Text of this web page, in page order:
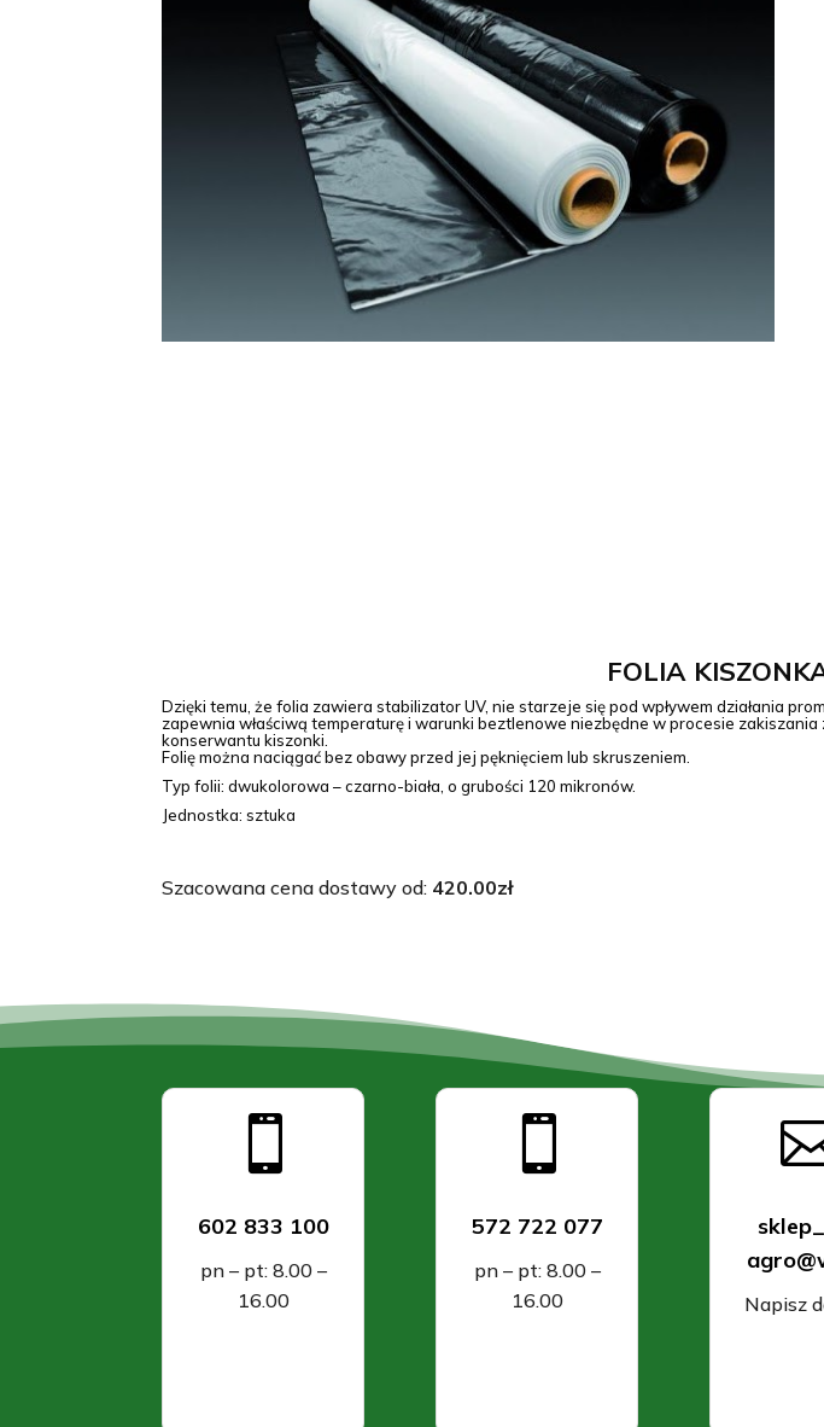
FOLIA
Dzięki temu, że folia zawiera stabilizator UV, nie starzeje się pod wpływem działania
zapewnia właściwą temperaturę i warunki beztlenowe niezbędne w procesie
konserwantu kiszonki.
Folię można naciągać bez obawy przed jej pęknięciem lub skruszeniem.
Typ folii: dwukolorowa – czarno-biała, o grubości 120 mikronów.
Jednostka: sztuka
Szacowana cena dostawy od: 420.00zł

602 833 100
pn – pt: 8.00 –
16.00

572 722 077
pn – pt: 8.00 –
16.00
Napisz